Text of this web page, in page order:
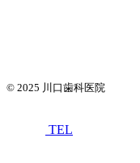
© 2025 川口歯科医院
TEL